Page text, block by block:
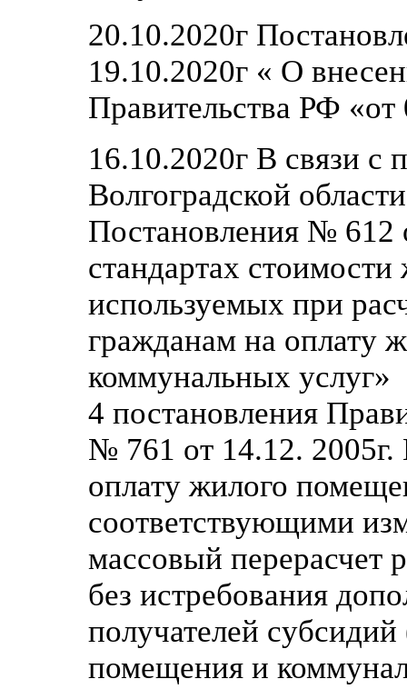
20.10.2020г
19.10.2020г « О
Правительства РФ
16.10.2020г В связи с
Волгоградской
Постановления № 612
стандартах
используемых при
гражданам на оплату
коммунальных услуг»
4 постановления
№ 761 от 14.12.
оплату жилого
соответствующими
массовый перерасчет
без истребования
получателей
помещения и